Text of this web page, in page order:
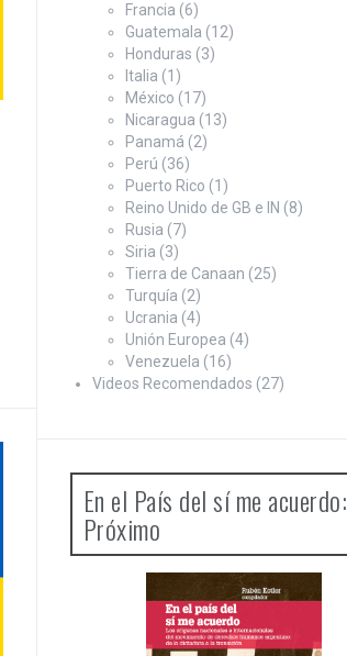
Francia (6)
Guatemala (12)
Honduras (3)
Italia (1)
México (17)
Nicaragua (13)
Panamá (2)
Perú (36)
Puerto Rico (1)
Reino Unido de GB e IN (8)
Rusia (7)
Siria (3)
Tierra de Canaan (25)
Turquía (2)
Ucrania (4)
Unión Europea (4)
Venezuela (16)
Videos Recomendados (27)
En el País del sí me acuerdo:
Próximo